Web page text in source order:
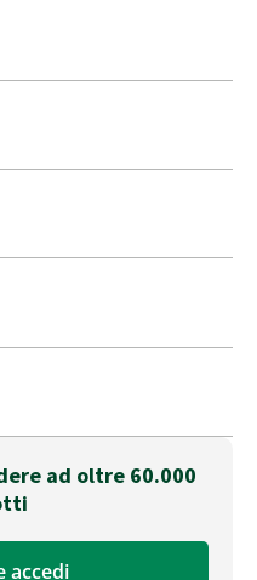
ad oltre 60.000
accedi